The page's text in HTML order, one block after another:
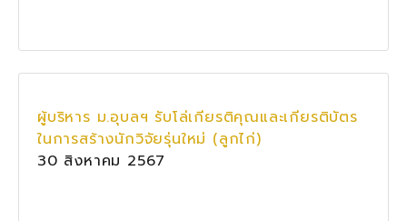
ผู้บริหาร ม.อุบลฯ รับโล่เกียรติคุณและเกียรติบัตร
ในการสร้างนักวิจัยรุ่นใหม่ (ลูกไก่)
30 สิงหาคม 2567